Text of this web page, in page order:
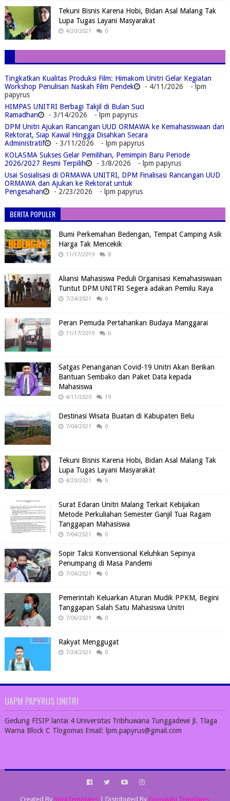
Tekuni Bisnis Karena Hobi, Bidan Asal Malang Tak
Lupa Tugas Layani Masyarakat
4/20/2021 0
Tingkatkan Kualitas Produksi Film: Himakom Unitri Gelar Kegiatan
Workshop Penulisan Naskah Film Pendek
- 4/11/2026
- lpm
papyrus
HIMPAS UNITRI Berbagi Takjil di Bulan Suci
Ramadhan
- 3/14/2026
- lpm papyrus
DPM Unitri Ajukan Rancangan UUD ORMAWA ke Kemahasiswaan dan
Rektorat, Siap Kawal Hingga Disahkan Secara
Administratif
- 3/11/2026
- lpm papyrus
KOLASMA Sukses Gelar Pemilihan, Pemimpin Baru Periode
2026/2027 Resmi Terpilih
- 3/8/2026
- lpm papyrus
Usai Sosialisasi di ORMAWA UNITRI, DPM Finalisasi Rancangan UUD
ORMAWA dan Ajukan ke Rektorat untuk
Pengesahan
- 2/23/2026 - lpm papyrus
BERITA POPULER
Bumi Perkemahan Bedengan, Tempat Camping Asik
Harga Tak Mencekik
11/17/2019 8
Aliansi Mahasiswa Peduli Organisasi Kemahasiswaan
Tuntut DPM UNITRI Segera adakan Pemilu Raya
7/24/2021 0
Peran Pemuda Pertahankan Budaya Manggarai
11/17/2019 0
Satgas Penanganan Covid-19 Unitri Akan Berikan
Bantuan Sembako dan Paket Data kepada
Mahasiswa
4/11/2020 19
Destinasi Wisata Buatan di Kabupaten Belu
7/04/2021 0
Tekuni Bisnis Karena Hobi, Bidan Asal Malang Tak
Lupa Tugas Layani Masyarakat
4/20/2021 0
Surat Edaran Unitri Malang Terkait Kebijakan
Metode Perkuliahan Semester Ganjil Tuai Ragam
Tanggapan Mahasiswa
7/04/2021 0
Sopir Taksi Konvensional Keluhkan Sepinya
Penumpang di Masa Pandemi
7/04/2021 0
Pemerintah Keluarkan Aturan Mudik PPKM, Begini
Tanggapan Salah Satu Mahasiswa Unitri
7/06/2021 0
Rakyat Menggugat
7/24/2021 0
UAPM PAPYRUS UNITRI
Gedung FISIP lantai 4 Universitas Tribhuwana Tunggadewi Jl. Tlaga
Warna Block C Tlogomas Email: lpm.papyrus@gmail.com
Created By SoraTemplates | Distributed By Gooyaabi Templates